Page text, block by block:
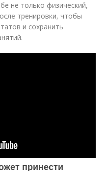
не только физический,
тренировки, чтобы
и сохранить
принести